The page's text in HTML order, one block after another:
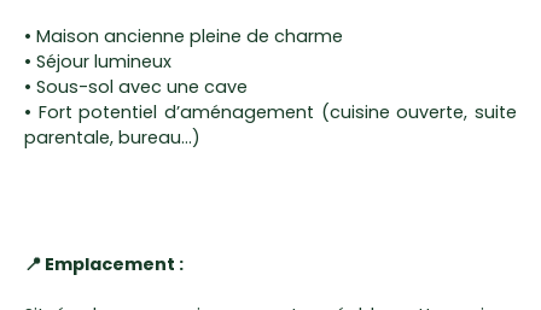
• Maison ancienne pleine de charme
• Séjour lumineux
• Sous-sol avec une cave
• Fort potentiel d’aménagement (cuisine ouverte, suite
parentale, bureau…)
📍 Emplacement :